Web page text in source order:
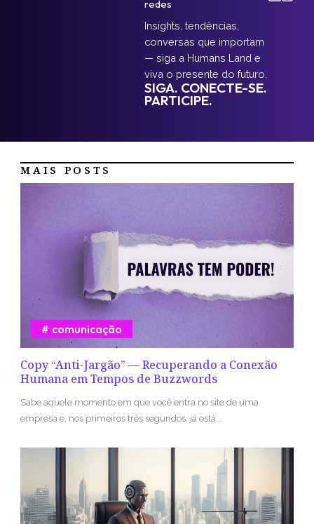
redes
Insights, tendências,
conversas que importam
— siga a Humans Land e
viva o presente do futuro.
SIGA. CONECTE-SE.
PARTICIPE.
MAIS POSTS
Copy “Anti-Jargão” — Recuperando a Conexão
Humana em Tempos de Buzzwords
comunicação
Sabe aquele momento em que você entra no site de uma
empresa e, nos primeiros três segundos, já está...